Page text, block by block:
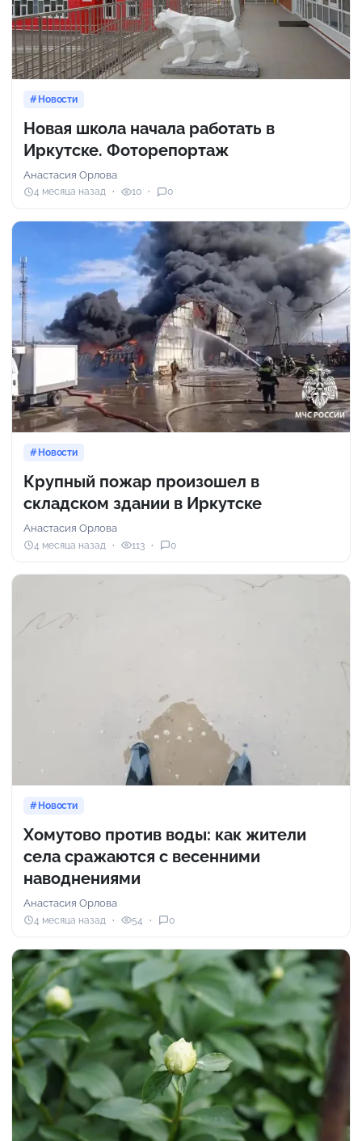
Новости
Новая школа начала работать в
Иркутске. Фоторепортаж
Анастасия Орлова
4 месяца назад 10 0
Новости
Крупный пожар произошел в
складском здании в Иркутске
Анастасия Орлова
4 месяца назад 113 0
Новости
Хомутово против воды: как жители
села сражаются с весенними
наводнениями
Анастасия Орлова
4 месяца назад 54 0